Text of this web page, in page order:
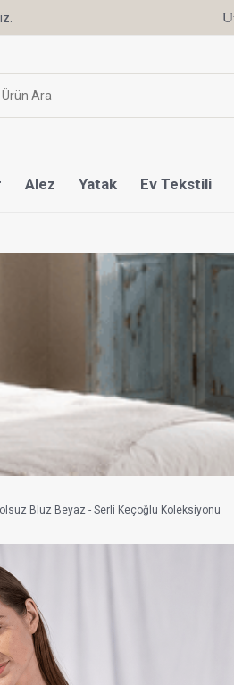
6 Ay'a Varan Taksit
Alez Yatak Ev Tekstili
Bluz Beyaz - Serli Keçoğlu Koleksiyonu